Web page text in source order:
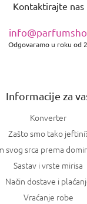
Kontaktirajte nas
Odgovaramo u roku od
Informacije za
Konverter
Zašto smo tako
svog srca prema
Sastav i vrste mirisa
Način dostave i
Vraćanje robe